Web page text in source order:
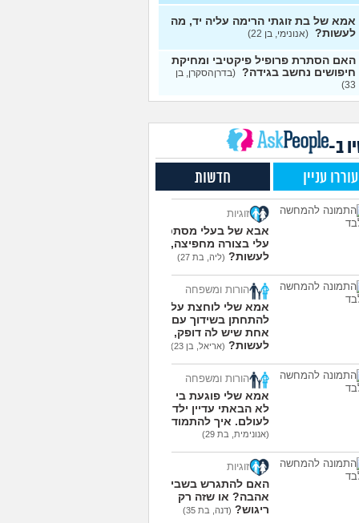
אותה מתוך כעס. איך
עצות
להסביר לה שאני רוצה
(עידן, בן 27)
20
עצות
ביני לבית הזוג, מה
(אנונימי, בן 24) עצות
(אלי, בן
איתו היום לדייט ראשון
בת 18)
עם בנות בים/ הליכה
או מועדון?
(רואי, בן
אותי לדייטים גרועים
17
עצות
עוד שאלות חדשות במדור
אמא של בת זוגתי הרימה עליה יד, מה
לעשות? (אנונימי, בן 22)
האם הסתרת פרופיל פיקטיבי ומחיקת
חיפושים נחשב בגידה? (בדרןהסקרן, בן
33)
ב-
עוררו עניין חדשות
זוגיות
אבא של בעלי מסתכל
עלי בצורה מחפיצה, מה
לעשות? (ליה, בת 27)
הורות ומשפחה
אמא שלי לוחצת עליי
להתחתן בשידוך עם כל
אחת שיש לה דופק, מה
לעשות? (אריאל, בן 23)
הורות ומשפחה
אמא שלי פוגעת בי כי
לא הבאתי עדיין ילדים
לעולם. איך להתמודד?
(אנונימית, בת 29)
זוגיות
האם להתגרש בשביל
אהבה? או שזה רק
ריגוש? (דנה, בת 35)